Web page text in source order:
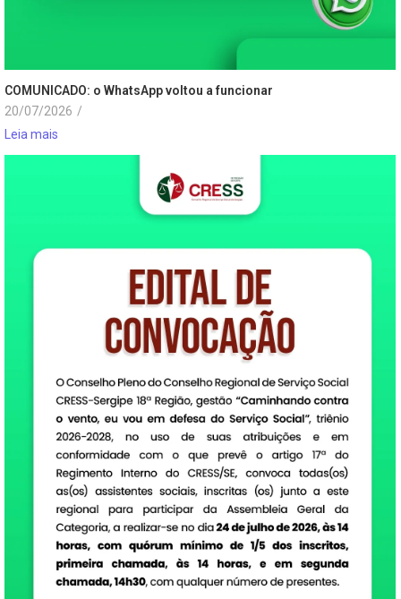
COMUNICADO: o WhatsApp voltou a funcionar
20/07/2026 /
Leia mais